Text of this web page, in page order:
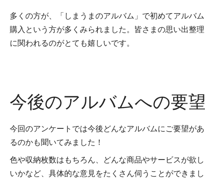
多くの方が、「しまうまのアルバム」で初めてアルバム
購入という方が多くみられました。皆さまの思い出整理
に関われるのがとても嬉しいです。
今後のアルバムへの要望
今回のアンケートでは今後どんなアルバムにご要望があ
るのかも聞いてみました！
色や収納枚数はもちろん、どんな商品やサービスが欲し
いかなど、具体的な意見をたくさん伺うことができまし